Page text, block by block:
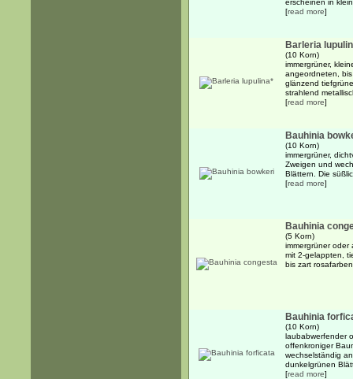
erscheinen in
[read more]
Barleria
(10 Korn)
immergrüner,
angeordneten,
glänzend
strahlend
[read more]
Bauhinia
(10 Korn)
immergrüner,
Zweigen und
Blättern. Die
[read more]
Bauhinia
(5 Korn)
immergrüner oder
mit 2-gelappten,
bis zart
Bauhinia
(10 Korn)
laubabwerfender
offenkroniger
wechselständig
dunkelgrünen
[read more]